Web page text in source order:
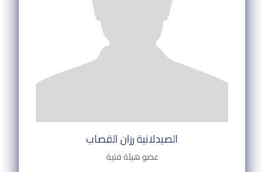
الصيدلانية رزان القصاب
عضو هيئة فنية